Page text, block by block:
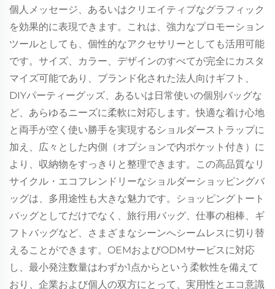
個人メッセージ、あるいはクリエイティブなグラフィック
を効果的に表現できます。これは、強力なプロモーション
ツールとしても、個性的なアクセサリーとしても活用可能
です。サイズ、カラー、デザインのすべてが完全にカスタ
マイズ可能であり、ブランド化された法人向けギフト、
DIYパーティーグッズ、あるいは日常使いの個別バッグな
ど、あらゆるニーズに柔軟に対応します。快適な着け心地
と両手が空く使い勝手を実現するショルダーストラップに
加え、広々とした内側（オプションで内ポケット付き）に
より、収納物をすっきりと整理できます。この高品質なリ
サイクル・エコフレンドリーなショルダーショッピングバ
ッグは、多用途性も大きな魅力です。ショッピングトート
バッグとしてだけでなく、旅行用バッグ、仕事の相棒、ギ
フトバッグなど、さまざまなシーンへシームレスに切り替
えることができます。OEMおよびODMサービスに対応
し、最小発注数量はわずか1点からという柔軟性を備えて
おり、企業および個人の双方にとって、実用性とエコ意識